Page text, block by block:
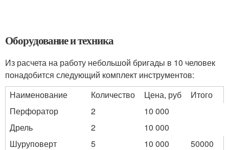
Оборудование и техника
Из расчета на работу небольшой бригады в 10 человек
понадобится следующий комплект инструментов:
Наименование
Количество Цена, руб
Итого
Перфоратор
2
10 000
Дрель
2
10 000
Шуруповерт
5 10 000
50000